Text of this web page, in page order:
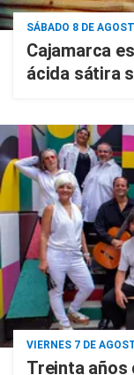
SÁBADO 8 DE
Cajamarca
ácida sátira
VIERNES 7 DE
Treinta años